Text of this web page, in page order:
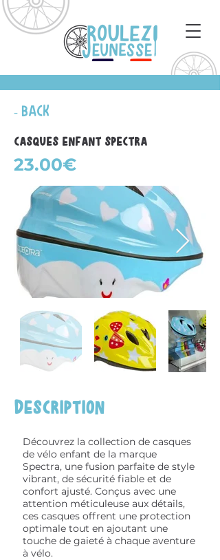
- Back
Casques enfant Spectra
23.00€
Description
Découvrez la collection de casques
de vélo enfant de la marque
Spectra, une fusion parfaite de style
vibrant, de sécurité fiable et de
confort ajusté. Conçus avec une
attention méticuleuse aux détails,
ces casques offrent une protection
optimale tout en ajoutant une
touche de gaieté à chaque aventure
à vélo.